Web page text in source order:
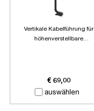
auswählen
Vertikale Kabelführung für
höhenverstellbare
€ 69,00